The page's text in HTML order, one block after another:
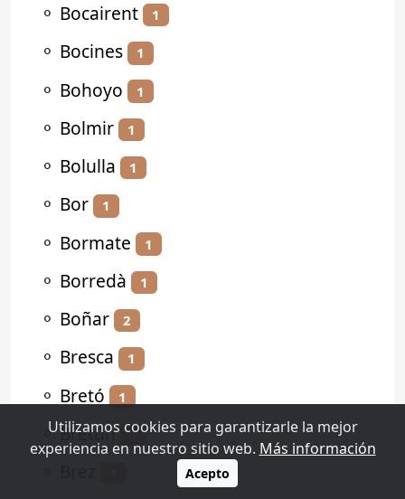
⚬ Bocairent 1
⚬ Bocines 1
⚬ Bohoyo 1
⚬ Bolmir 1
⚬ Bolulla 1
⚬ Bor 1
⚬ Bormate 1
⚬ Borredà 1
⚬ Boñar 2
⚬ Bresca 1
⚬ Bretó 1
⚬Bretún 1
Utilizamos cookies para garantizarle la mejor
experiencia en nuestro sitio web. Más información
Acepto